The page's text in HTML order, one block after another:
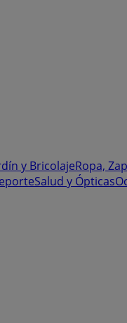
y BricolajeRopa,
Salud y Ópticas